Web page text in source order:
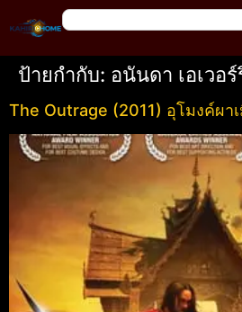
ป้ายกำกับ: อนันดา เอเวอ
The Outrage (2011) อุโมงค์ผา